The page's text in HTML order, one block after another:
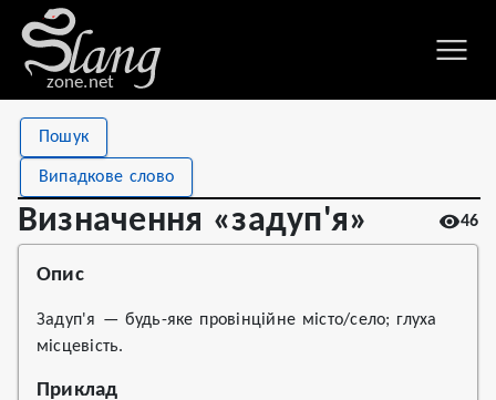
zone.net
Пошук
Випадкове слово
Визначення «задуп'я» 46
Визначення «задуп'я»
Stat
Views
Definitions 1
Опис
Задуп'я — будь-яке провінційне місто/село; глуха
місцевість.
Приклад